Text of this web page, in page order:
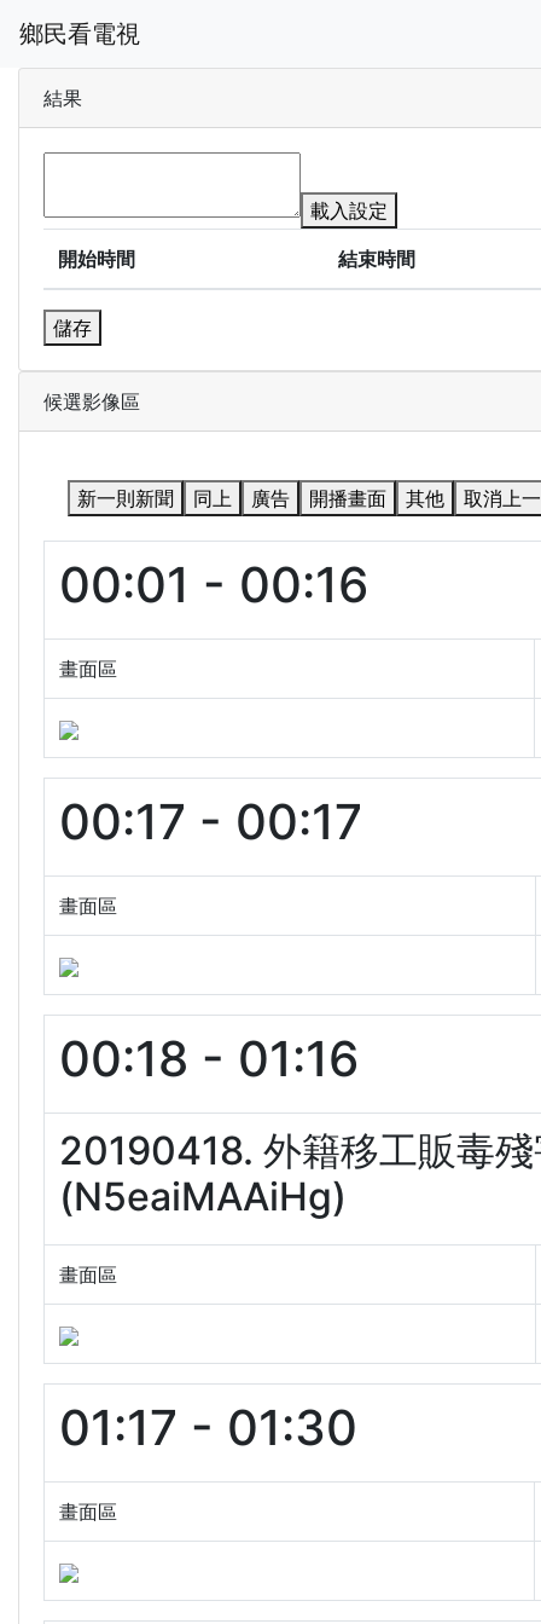
鄉民看電視
結果
載入設定
開始時間
結束時間
儲存
候選影像區
新一則新聞 同上 廣告 開播畫面 其他 取消上
00:01 - 00:16
畫面區
00:17 - 00:17
畫面區
00:18 - 01:16
20190418. 外籍移工販毒
(N5eaiMAAiHg)
畫面區
01:17 - 01:30
畫面區